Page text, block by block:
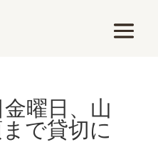
曜日、山
で貸切に